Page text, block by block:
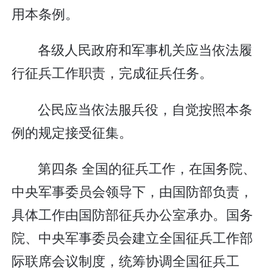
用本条例。
各级人民政府和军事机关应当依法履
行征兵工作职责，完成征兵任务。
公民应当依法服兵役，自觉按照本条
例的规定接受征集。
第四条 全国的征兵工作，在国务院、
中央军事委员会领导下，由国防部负责，
具体工作由国防部征兵办公室承办。国务
院、中央军事委员会建立全国征兵工作部
际联席会议制度，统筹协调全国征兵工